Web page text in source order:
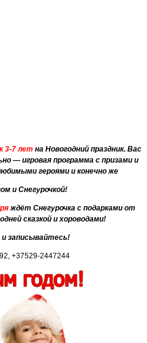
3-7 лет на Новогодний праздник. Вас
— игровая программа с призами и
героями и конечно же
и Снегурочкой!
ждёт Снегурочка с подарками от
сказкой и хороводами!
+37529-2447244